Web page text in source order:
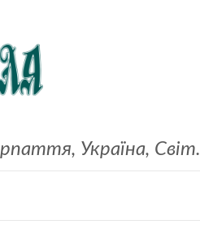
Україна, Світ.